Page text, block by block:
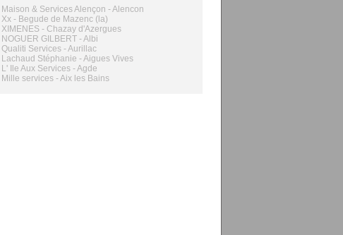
Maison & Services Alençon - Alencon
Xx - Begude de Mazenc (la)
XIMENES - Chazay d'Azergues
NOGUER GILBERT - Albi
Qualiti Services - Aurillac
Lachaud Stéphanie - Aigues Vives
L' Ile Aux Services - Agde
Mille services - Aix les Bains